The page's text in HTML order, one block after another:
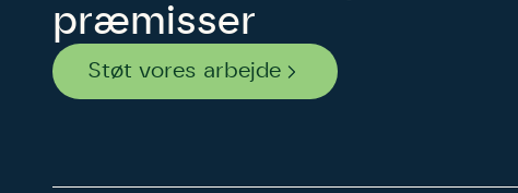
præmisser
Støt vores arbejde